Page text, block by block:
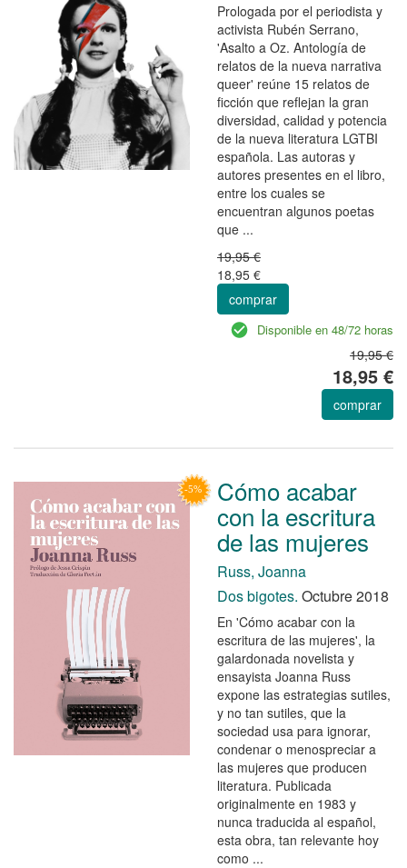
Prologada por el periodista y
activista Rubén Serrano,
'Asalto a Oz. Antología de
relatos de la nueva narrativa
queer' reúne 15 relatos de
ficción que reflejan la gran
diversidad, calidad y potencia
de la nueva literatura LGTBI
española. Las autoras y
autores presentes en el libro,
entre los cuales se
encuentran algunos poetas
que ...
19,95 €
18,95 €
comprar
Disponible en 48/72 horas
19,95 €
18,95 €
comprar
Cómo acabar
con la escritura
de las mujeres
Russ, Joanna
Dos bigotes. Octubre 2018
En 'Cómo acabar con la
escritura de las mujeres', la
galardonada novelista y
ensayista Joanna Russ
expone las estrategias sutiles,
y no tan sutiles, que la
sociedad usa para ignorar,
condenar o menospreciar a
las mujeres que producen
literatura. Publicada
originalmente en 1983 y
nunca traducida al español,
esta obra, tan relevante hoy
como ...